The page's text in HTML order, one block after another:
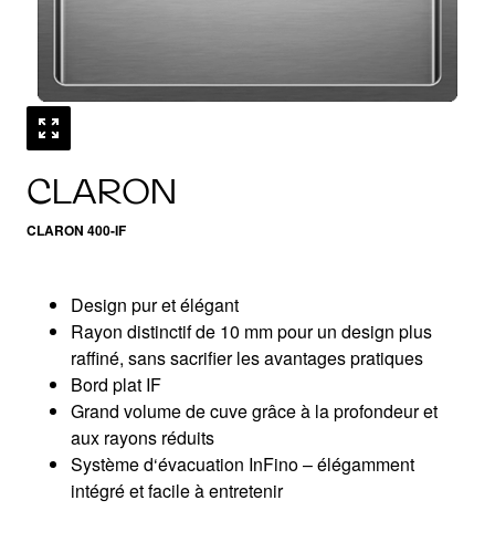
CLARON
CLARON 400-IF
1 /0
Design pur et élégant
Rayon distinctif de 10 mm pour un design plus
raffiné, sans sacrifier les avantages pratiques
Bord plat IF
Grand volume de cuve grâce à la profondeur et
aux rayons réduits
Système d‘évacuation InFino – élégamment
intégré et facile à entretenir